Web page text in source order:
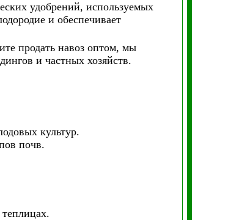
удобрений, используемых
и обеспечивает
продать навоз оптом, мы
и частных хозяйств.
культур.
почв.